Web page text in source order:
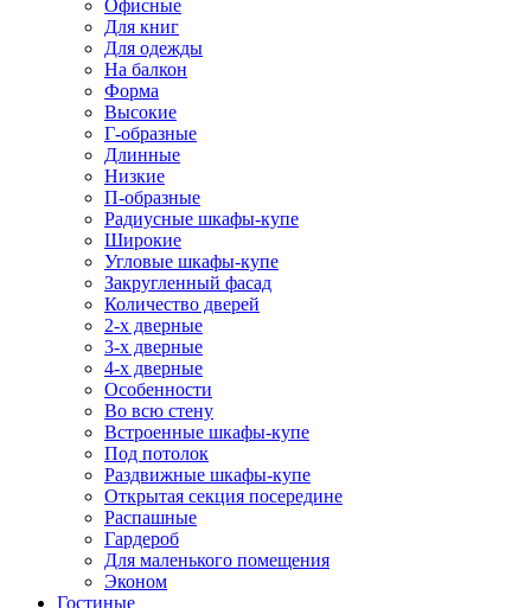
Офисные
Для книг
Для одежды
На балкон
Форма
Высокие
Г-образные
Длинные
Низкие
П-образные
Радиусные шкафы-купе
Широкие
Угловые шкафы-купе
Закругленный фасад
Количество дверей
2-х дверные
3-х дверные
4-х дверные
Особенности
Во всю стену
Встроенные шкафы-купе
Под потолок
Раздвижные шкафы-купе
Открытая секция посередине
Распашные
Гардероб
Для маленького помещения
Эконом
Гостиные